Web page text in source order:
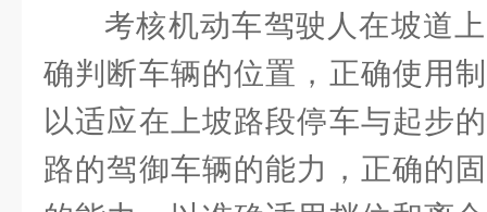
考核机动车驾驶人在坡道
确判断车辆的位置，正确使用
以适应在上坡路段停车与起步
路的驾御车辆的能力，正确的